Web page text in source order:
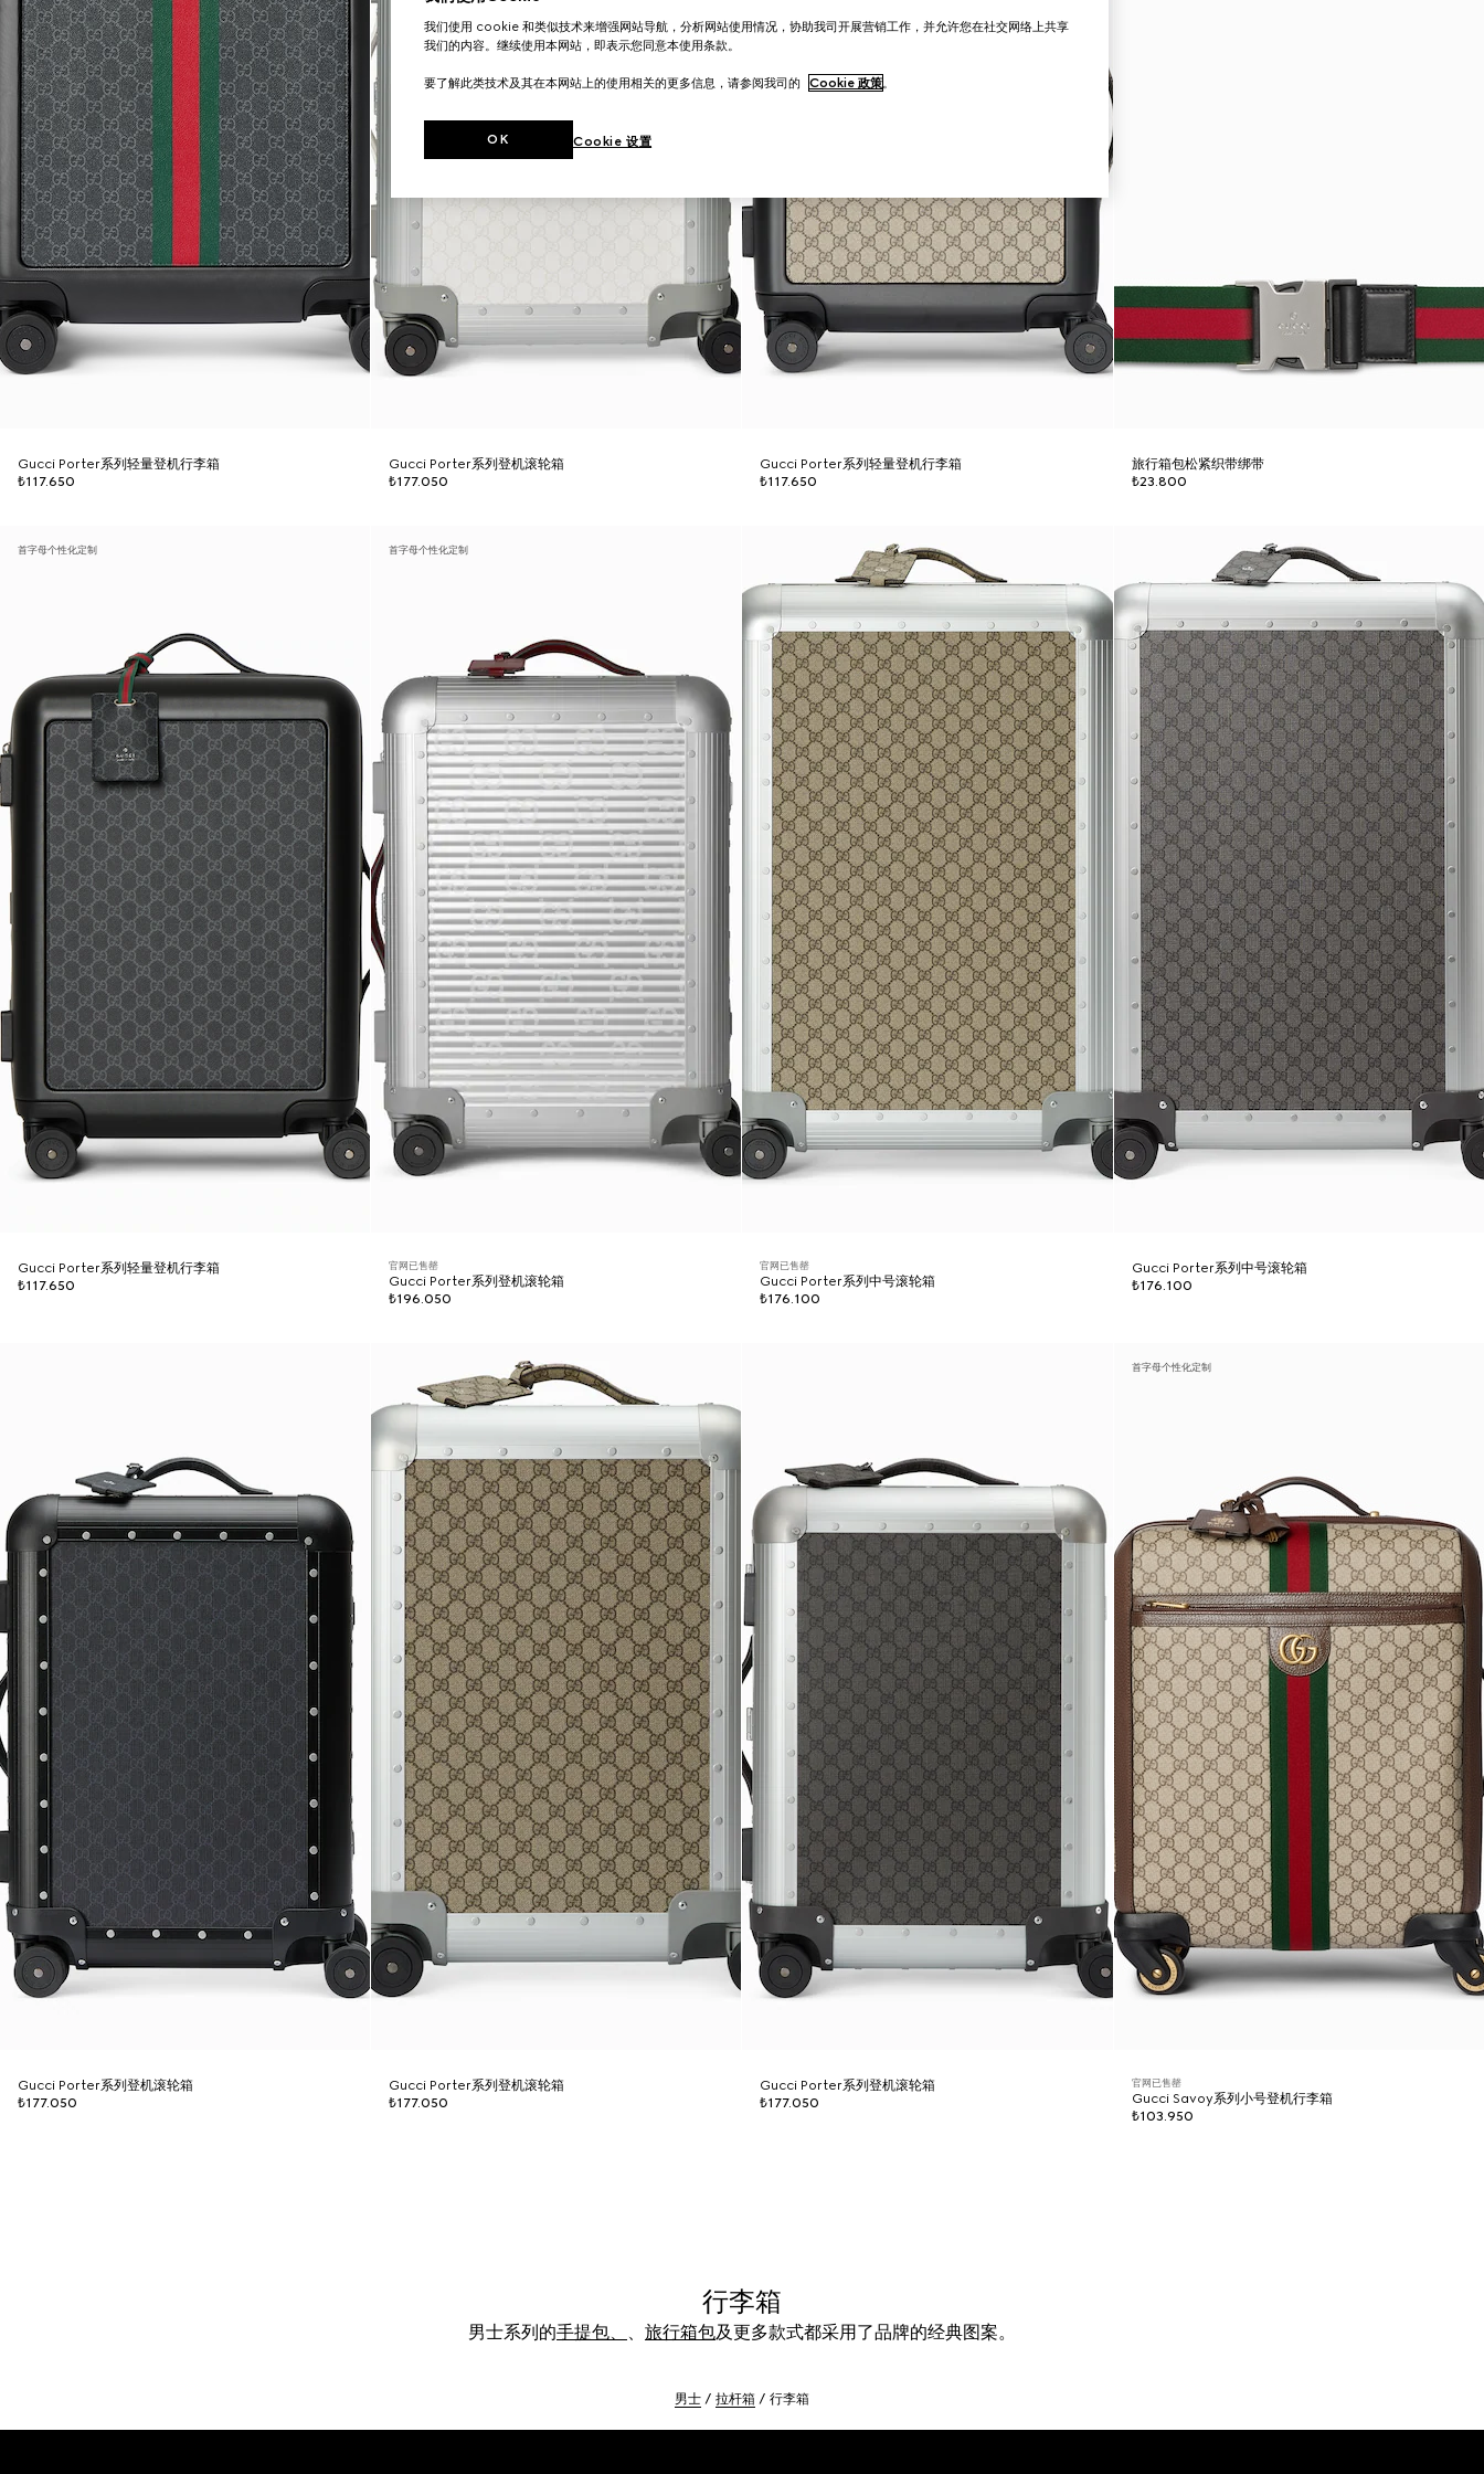
Gucci Porter系列轻量登机行李箱
₺117.650
Gucci Porter系列登机滚轮箱
₺177.050
Gucci Porter系列轻量登机行李箱
₺117.650
旅行箱包松紧织带绑带
₺23.800
首字母个性化定制
Gucci Porter系列轻量登机行李箱
₺117.650
首字母个性化定制
官网已售罄
Gucci Porter系列登机滚轮箱
₺196.050
官网已售罄
Gucci Porter系列中号滚轮箱
₺176.100
Gucci Porter系列中号滚轮箱
₺176.100
Gucci Porter系列登机滚轮箱
₺177.050
Gucci Porter系列登机滚轮箱
₺177.050
Gucci Porter系列登机滚轮箱
₺177.050
首字母个性化定制
官网已售罄
Gucci Savoy系列小号登机行李箱
₺103.950
行李箱
男士系列的手提包、 、 旅行箱包及更多款式都采用了品牌的经典图案。
男士 拉杆箱 行李箱
我们使用 cookie 和类似技术来增强网站导航，分析网站使用情况，协助我司开展营销工作，并允许您在社交网络上共享
我们的内容。继续使用本网站，即表示您同意本使用条款。
要了解此类技术及其在本网站上的使用相关的更多信息，请参阅我司的 Cookie 政策。
Cookie 设置
OK